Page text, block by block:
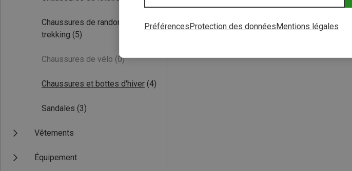
Chaussures de randonnée et de
trekking (5)
Chaussures de vélo (0)
Chaussures et bottes d'hiver (4)
Sandales (3)
Vêtements
Équipement
PréférencesProtection des donnéesMentions légales